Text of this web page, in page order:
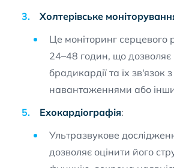
Холтерівське
Це моніторинг серцевого
24–48 годин, що дозволяє
брадикардії та їх зв'язок
навантаженнями або
Ехокардіографія:
Ультразвукове
дозволяє оцінити його